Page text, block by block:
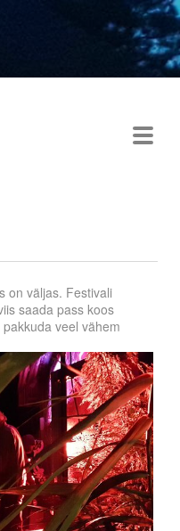
on väljas. Festivali
saada pass koos
veel vähem